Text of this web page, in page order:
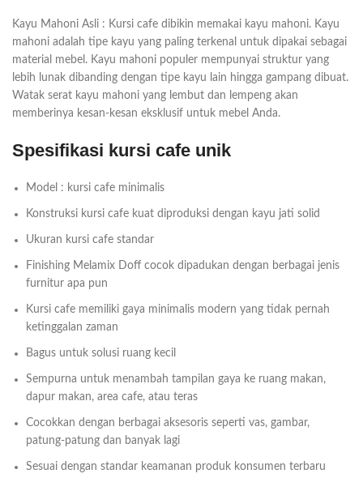
Kayu Mahoni Asli : Kursi cafe dibikin memakai kayu mahoni. Kayu
mahoni adalah tipe kayu yang paling terkenal untuk dipakai sebagai
material mebel. Kayu mahoni populer mempunyai struktur yang
lebih lunak dibanding dengan tipe kayu lain hingga gampang dibuat.
Watak serat kayu mahoni yang lembut dan lempeng akan
memberinya kesan-kesan eksklusif untuk mebel Anda.
Spesifikasi kursi cafe unik
Model : kursi cafe minimalis
Konstruksi kursi cafe kuat diproduksi dengan kayu jati solid
Ukuran kursi cafe standar
Finishing Melamix Doff cocok dipadukan dengan berbagai jenis
furnitur apa pun
Kursi cafe memiliki gaya minimalis modern yang tidak pernah
ketinggalan zaman
Bagus untuk solusi ruang kecil
Sempurna untuk menambah tampilan gaya ke ruang makan,
dapur makan, area cafe, atau teras
Cocokkan dengan berbagai aksesoris seperti vas, gambar,
patung-patung dan banyak lagi
Sesuai dengan standar keamanan produk konsumen terbaru